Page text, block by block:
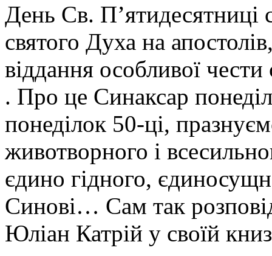
День Св. П’ятидесятниці
святого Духа на
віддання особливої
. Про це Синаксар
понеділок 50-ці,
животворного і
єдино гідного,
Синові… Сам так
Юліан Катрій у своїй